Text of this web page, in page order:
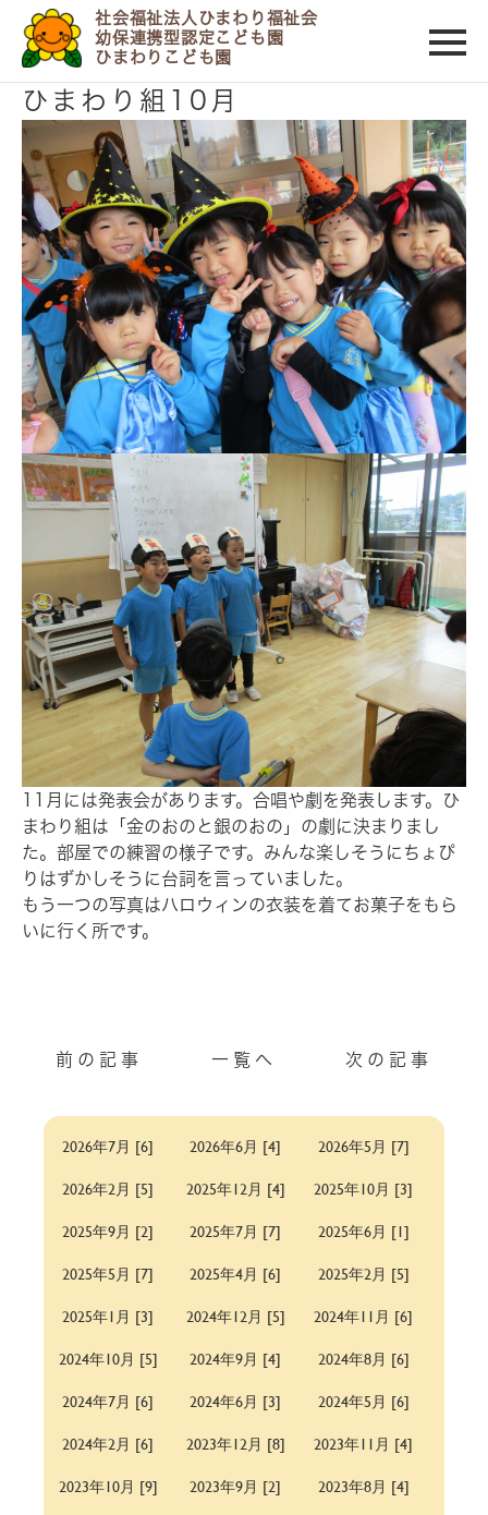
社会福祉法人ひまわり福祉会
幼保連携型認定こども園
ひまわりこども園
2024/10/30
ひまわり組10月
11月には発表会があります。合唱や劇を発表します。ひ
まわり組は「金のおのと銀のおの」の劇に決まりまし
た。部屋での練習の様子です。みんな楽しそうにちょぴ
りはずかしそうに台詞を言っていました。
もう一つの写真はハロウィンの衣装を着てお菓子をもら
いに行く所です。
前の記事 一覧へ 次の記事
2026年7月 [6] 2026年6月 [4]
2026年5月 [7]
2026年2月 [5]
2025年12月 [4]
2025年10月 [3]
2025年9月 [2]
2025年7月 [7]
2025年6月 [1]
2025年5月 [7]
2025年4月 [6]
2025年2月 [5]
2025年1月 [3]
2024年12月 [5]
2024年11月 [6]
2024年10月 [5]
2024年9月 [4]
2024年8月 [6]
2024年7月 [6]
2024年6月 [3]
2024年5月 [6]
2024年2月 [6]
2023年12月 [8]
2023年11月 [4]
2023年10月 [9]
2023年9月 [2]
2023年8月 [4]